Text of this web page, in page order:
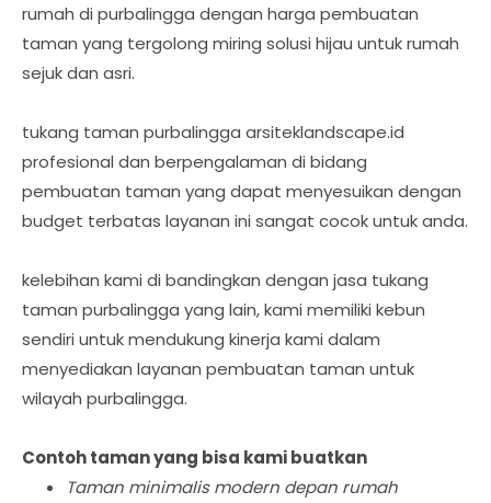
rumah di purbalingga dengan harga pembuatan
taman yang tergolong miring solusi hijau untuk rumah
sejuk dan asri.
tukang taman purbalingga arsiteklandscape.id
profesional dan berpengalaman di bidang
pembuatan taman yang dapat menyesuikan dengan
budget terbatas layanan ini sangat cocok untuk anda.
kelebihan kami di bandingkan dengan jasa tukang
taman purbalingga yang lain, kami memiliki kebun
sendiri untuk mendukung kinerja kami dalam
menyediakan layanan pembuatan taman untuk
wilayah purbalingga.
Contoh taman yang bisa kami buatkan
Taman minimalis modern depan rumah